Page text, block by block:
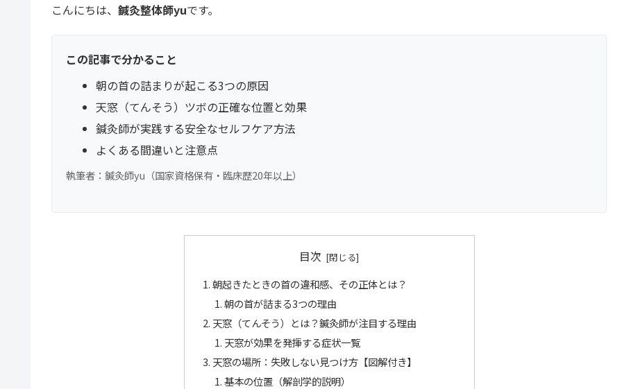
こんにちは、 鍼灸整体師yuです。
この記事で分かること
朝の首の詰まりが起こる3つの原因
天窓（てんそう）ツボの正確な位置と効果
鍼灸師が実践する安全なセルフケア方法
よくある間違いと注意点
執筆者：鍼灸師yu（国家資格保有・臨床歴20年以上）
目次
朝起きたときの首の違和感、その正体とは？
朝の首が詰まる3つの理由
天窓（てんそう）とは？鍼灸師が注目する理由
天窓が効果を発揮する症状一覧
天窓の場所：失敗しない見つけ方【図解付き】
基本の位置（解剖学的説明）